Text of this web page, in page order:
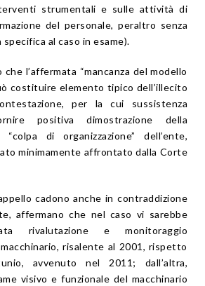
strumentali e sulle attività di
del personale, peraltro senza
al caso in esame).
l’affermata “mancanza del modello
costituire elemento tipico dell’illecito
per la cui sussistenza
positiva dimostrazione della
di organizzazione” dell’ente,
minimamente affrontato dalla Corte
cadono anche in contraddizione
affermano che nel caso vi sarebbe
rivalutazione e monitoraggio
macchinario, risalente al 2001, rispetto
avvenuto nel 2011; dall’altra,
visivo e funzionale del macchinario